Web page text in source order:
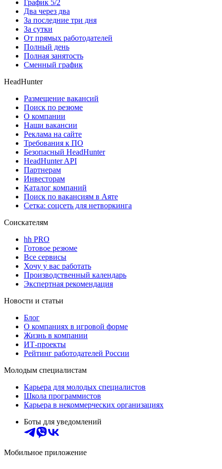
График 5/2
Два через два
За последние три дня
За сутки
От прямых работодателей
Полный день
Полная занятость
Сменный график
HeadHunter
Размещение вакансий
Поиск по резюме
О компании
Наши вакансии
Реклама на сайте
Требования к ПО
Безопасный HeadHunter
HeadHunter API
Партнерам
Инвесторам
Каталог компаний
Поиск по вакансиям в Аяте
Сетка: соцсеть для нетворкинга
Соискателям
hh PRO
Готовое резюме
Все сервисы
Хочу у вас работать
Производственный календарь
Экспертная рекомендация
Новости и статьи
Блог
О компаниях в игровой форме
Жизнь в компании
ИТ-проекты
Рейтинг работодателей России
Молодым специалистам
Карьера для молодых специалистов
Школа программистов
Карьера в некоммерческих организациях
Боты для уведомлений
Мобильное приложение